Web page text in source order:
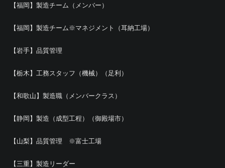
【福岡】製造チーム（メンバー）
【福岡】製造チーム※マネジメント（耳納工場）
【岩手】品質管理
【栃木】工務スタッフ（機械）（足利）
【和歌山】製造職（メンバークラス）
【静岡】製造（成型工程）（御殿場市）
【山梨】品質管理 ※富士工場
【三重】製造リーダー